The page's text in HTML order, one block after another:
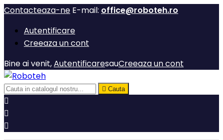
Contacteaza-ne E-mail: office@roboteh.ro
Autentificare
Creeaza un cont
Bine ai venit,AutentificaresauCreeaza un cont
 Cauta


